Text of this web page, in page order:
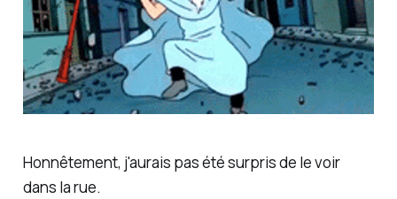
Honnêtement, j'aurais pas été surpris de le voir
dans la rue.